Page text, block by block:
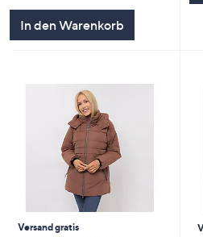
In den Warenkorb
Versand gratis